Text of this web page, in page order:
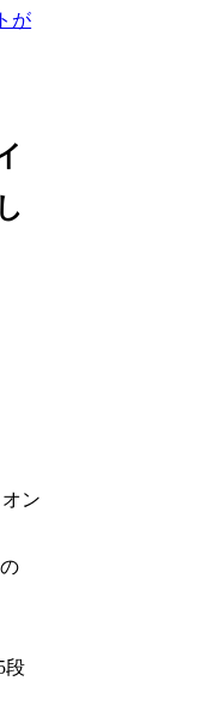
が
ン
段